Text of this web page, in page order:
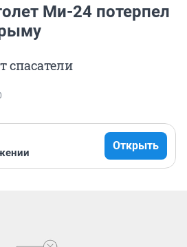
Ми-24 потерпел
спасатели
Открыть